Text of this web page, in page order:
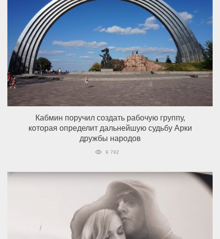
Кабмин поручил создать рабочую группу,
которая определит дальнейшую судьбу Арки
дружбы народов
9 792